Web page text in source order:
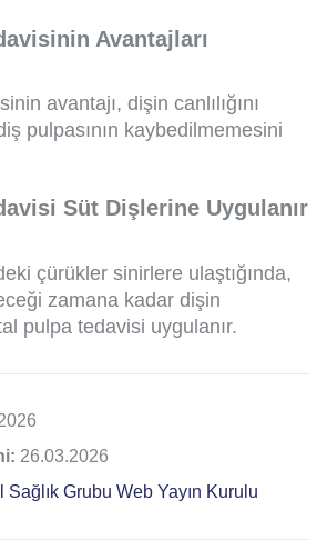
Avantajları
avantajı, dişin canlılığını
pulpasının kaybedilmemesini
Süt Dişlerine Uygulanır
çürükler sinirlere ulaştığında,
zamana kadar dişin
pulpa tedavisi uygulanır.
26.03.2026
Sağlık Grubu Web Yayın Kurulu